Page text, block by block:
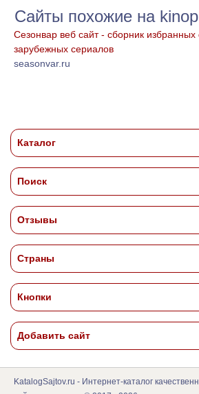
Сайты похожие на
Сезонвар веб сайт - сборник избранных
зарубежных сериалов
seasonvar.ru
Каталог
Поиск
Отзывы
Страны
Кнопки
Добавить сайт
KatalogSajtov.ru - Интернет-каталог